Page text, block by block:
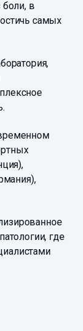
боли, в
самых
где